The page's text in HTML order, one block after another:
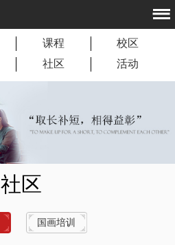
课程
校区
社区 活动
社区
国画培训